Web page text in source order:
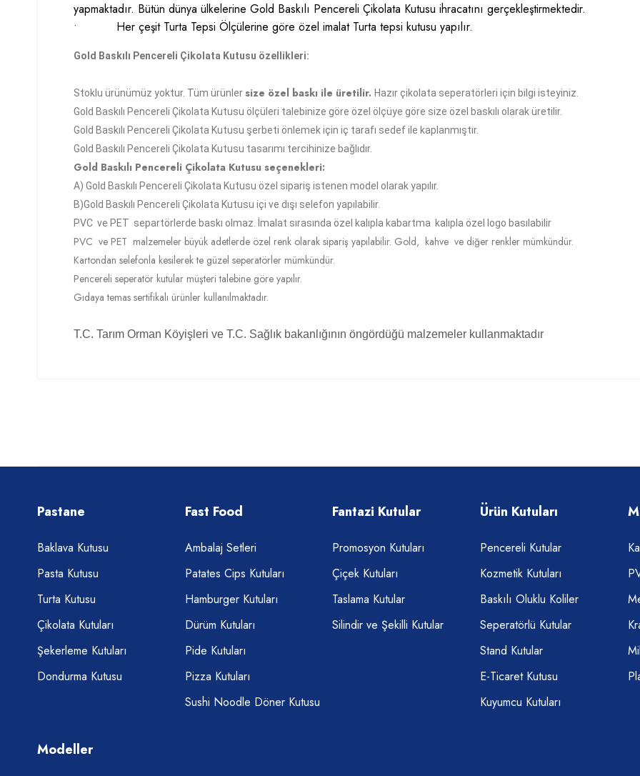
yapmaktadır. Bütün dünya ülkelerine Gold Baskılı Pencereli Çikolata Kutusu ihracatını gerçekleştirmektedir.
• Her çeşit Turta Tepsi Ölçülerine göre özel imalat Turta tepsi kutusu yapılır.
Gold Baskılı Pencereli Çikolata Kutusu özellikleri:
Stoklu ürünümüz yoktur. Tüm ürünlersize özel baskı ile üretilir. Hazır çikolata seperatörleri için bilgi isteyiniz.
Gold Baskılı Pencereli Çikolata Kutusu ölçüleri talebinize göre özel ölçüye göre size özel baskılı olarak üretilir.
Gold Baskılı Pencereli Çikolata Kutusu şerbeti önlemek için iç tarafı sedefile kaplanmıştır.
Gold Baskılı Pencereli Çikolata Kutusu tasarımı tercihinize bağlıdır.
Gold Baskılı Pencereli Çikolata Kutusu seçenekleri:
A) Gold Baskılı Pencereli Çikolata Kutusu özel sipariş istenen model olarak yapılır.
B)Gold Baskılı Pencereli Çikolata Kutusu içi ve dışı selefon yapılabilir.
PVC ve PET separtörlerde baskı olmaz. İmalat sırasında özel kalıpla kabartma kalıpla özel logo basılabilir
PVC ve PET malzemeler büyük adetlerde özel renk olarak sipariş yapılabilir. Gold, kahve ve diğer renkler mümkündür.
Kartondan selefonla kesilerek te güzel seperatörler mümkündür.
Pencereli seperatör kutular müşteri talebine göre yapılır.
Gıdaya temas sertifikalı ürünler kullanılmaktadır.
T.C. Tarım Orman Köyişleri ve T.C. Sağlık bakanlığının öngördüğü malzemeler kullanmaktadır
Pastane
Baklava Kutusu
Pasta Kutusu
Turta Kutusu
Çikolata Kutuları
Şekerleme Kutuları
Dondurma Kutusu
Fast Food
Ambalaj Setleri
Patates Cips Kutuları
Hamburger Kutuları
Dürüm Kutuları
Pide Kutuları
Pizza Kutuları
Sushi Noodle Döner Kutusu
Fantazi Kutular
Promosyon Kutuları
Çiçek Kutuları
Taslama Kutular
Silindir ve Şekilli Kutular
Ürün Kutuları
Pencereli Kutular
Kozmetik Kutuları
Baskılı Oluklu Koliler
Seperatörlü Kutular
Stand Kutular
E-Ticaret Kutusu
Kuyumcu Kutuları
Modeller